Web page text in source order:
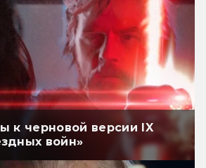
к черновой версии IX
войн»